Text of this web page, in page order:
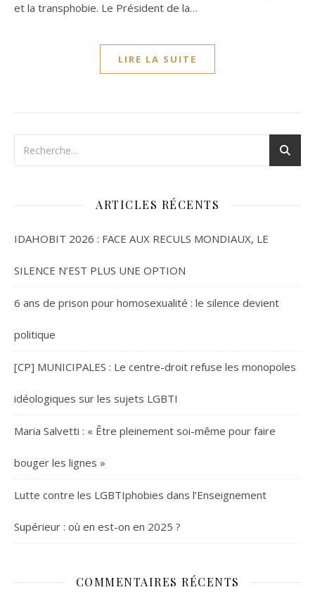
et la transphobie. Le Président de la…
LIRE LA SUITE
ARTICLES RÉCENTS
IDAHOBIT 2026 : FACE AUX RECULS MONDIAUX, LE
SILENCE N’EST PLUS UNE OPTION
6 ans de prison pour homosexualité : le silence devient
politique
[CP] MUNICIPALES : Le centre-droit refuse les monopoles
idéologiques sur les sujets LGBTI
Maria Salvetti : « Être pleinement soi-même pour faire
bouger les lignes »
Lutte contre les LGBTIphobies dans l’Enseignement
Supérieur : où en est-on en 2025 ?
COMMENTAIRES RÉCENTS